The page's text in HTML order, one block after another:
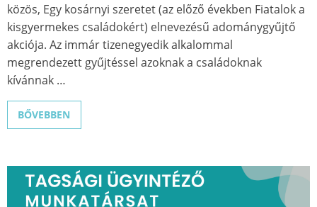
közös, Egy kosárnyi szeretet (az előző években Fiatalok a
kisgyermekes családokért) elnevezésű adománygyűjtő
akciója. Az immár tizenegyedik alkalommal
megrendezett gyűjtéssel azoknak a családoknak
kívánnak …
BŐVEBBEN